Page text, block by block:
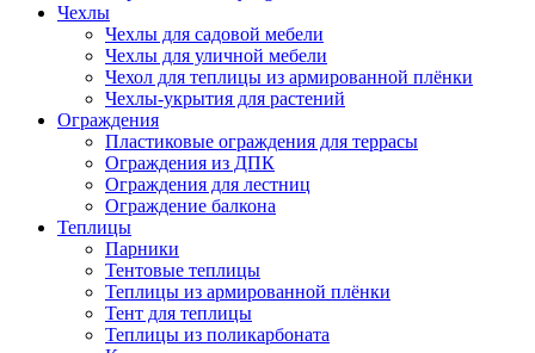
Чехлы
Чехлы для садовой мебели
Чехлы для уличной мебели
Чехол для теплицы из армированной плёнки
Чехлы-укрытия для растений
Ограждения
Пластиковые ограждения для террасы
Ограждения из ДПК
Ограждения для лестниц
Ограждение балкона
Теплицы
Парники
Тентовые теплицы
Теплицы из армированной плёнки
Тент для теплицы
Теплицы из поликарбоната